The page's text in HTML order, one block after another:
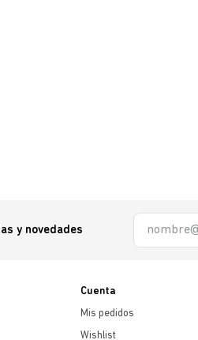
y novedades
Cuenta
Mis pedidos
Wishlist